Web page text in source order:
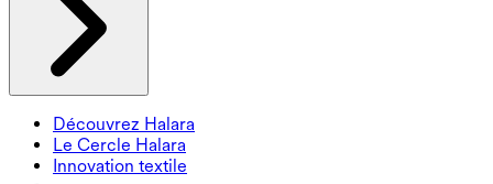
Découvrez Halara
Le Cercle Halara
Innovation textile